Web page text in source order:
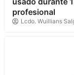
profesional
Lcdo. Wuillians